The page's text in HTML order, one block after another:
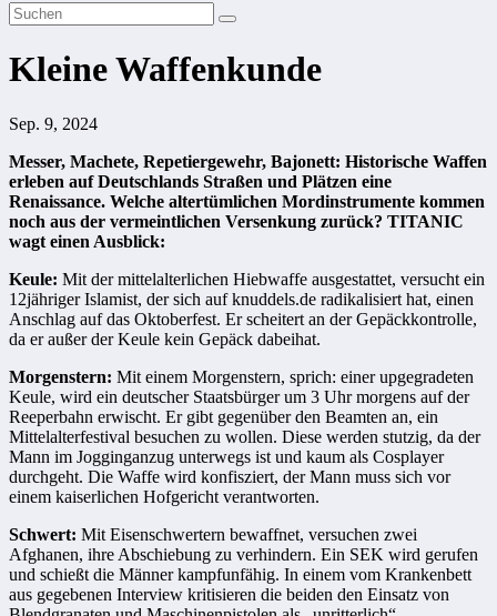
Kleine Waffenkunde
Sep. 9, 2024
Messer, Machete, Repetiergewehr, Bajonett: Historische Waffen
erleben auf Deutschlands Straßen und Plätzen eine
Renaissance. Welche altertümlichen Mordinstrumente kommen
noch aus der vermeintlichen Versenkung zurück? TITANIC
wagt einen Ausblick:
Keule: Mit der mittelalterlichen Hiebwaffe ausgestattet, versucht ein
12jähriger Islamist, der sich auf knuddels.de radikalisiert hat, einen
Anschlag auf das Oktoberfest. Er scheitert an der Gepäckkontrolle,
da er außer der Keule kein Gepäck dabeihat.
Morgenstern: Mit einem Morgenstern, sprich: einer upgegradeten
Keule, wird ein deutscher Staatsbürger um 3 Uhr morgens auf der
Reeperbahn erwischt. Er gibt gegenüber den Beamten an, ein
Mittelalterfestival besuchen zu wollen. Diese werden stutzig, da der
Mann im Jogginganzug unterwegs ist und kaum als Cosplayer
durchgeht. Die Waffe wird konfisziert, der Mann muss sich vor
einem kaiserlichen Hofgericht verantworten.
Schwert: Mit Eisenschwertern bewaffnet, versuchen zwei
Afghanen, ihre Abschiebung zu verhindern. Ein SEK wird gerufen
und schießt die Männer kampfunfähig. In einem vom Krankenbett
aus gegebenen Interview kritisieren die beiden den Einsatz von